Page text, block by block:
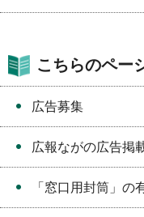
こちらのペー
広告募集
広報ながの広告掲
「窓口用封筒」の